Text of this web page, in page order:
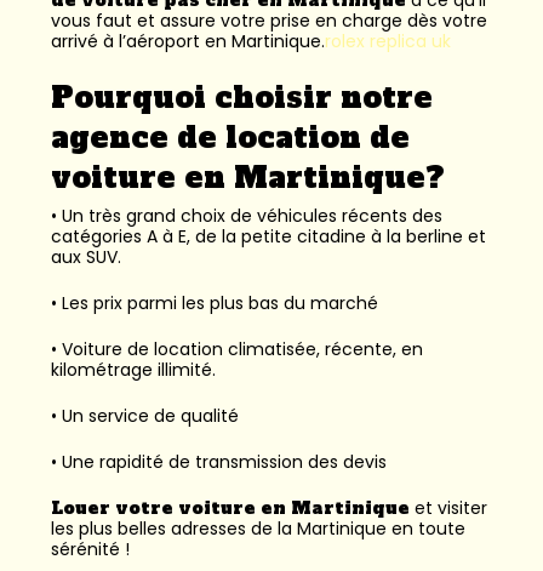
vous faut et assure votre prise en charge dès votre
arrivé à l’aéroport en Martinique.rolex replica uk
Pourquoi choisir notre
agence de location de
voiture en Martinique?
• Un très grand choix de véhicules récents des
catégories A à E, de la petite citadine à la berline et
aux SUV.
• Les prix parmi les plus bas du marché
• Voiture de location climatisée, récente, en
kilométrage illimité.
• Un service de qualité
• Une rapidité de transmission des devis
Louer votre voiture en Martinique et visiter
les plus belles adresses de la Martinique en toute
sérénité !